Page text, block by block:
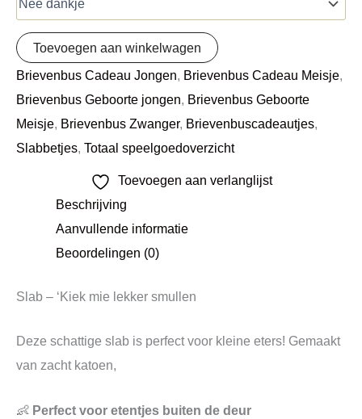
Toevoegen aan winkelwagen
Brievenbus Cadeau Jongen Brievenbus Cadeau Meisje
Brievenbus Geboorte jongen Brievenbus Geboorte
Meisje Brievenbus Zwanger, Brievenbuscadeautjes
Slabbetjes Totaal speelgoedoverzicht
Toevoegen aan verlanglijst
Beschrijving
Aanvullende informatie
Beoordelingen (0)
Slab – ‘Kiek mie lekker smullen
Deze schattige slab is perfect voor kleine eters! Gemaakt
van zacht katoen,
👶 Perfect voor etentjes buiten de deur